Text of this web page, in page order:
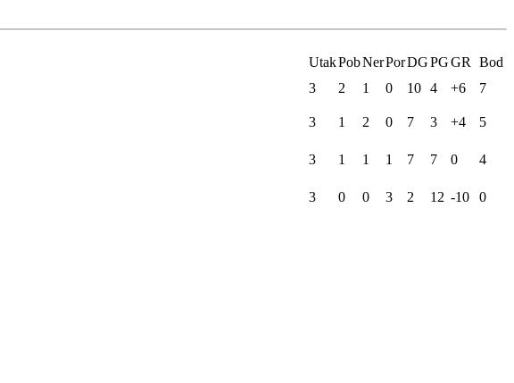
UtakPobNerPorDGPGGR
Bod
3 2 1 0 10 4 +6 7
3 1 2 0 7 3 +4 5
3 1 1 1 7 7 0 4
3 0 0 3 2 12 -10
0